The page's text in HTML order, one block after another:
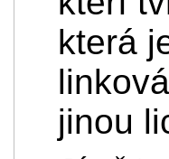
která
jinou